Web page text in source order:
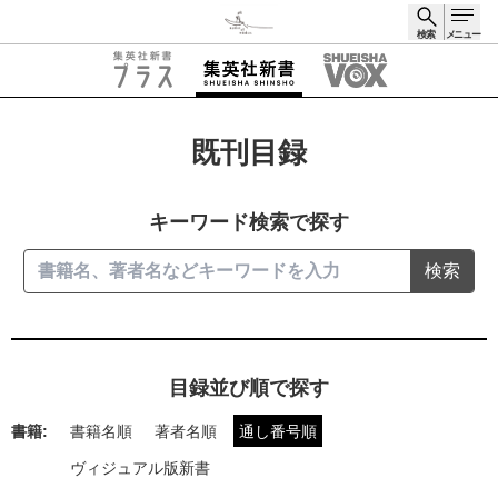
検索 メニュー
既刊目録
キーワード検索で探す
検索
目録並び順で探す
書籍: 書籍名順 著者名順 通し番号順
ヴィジュアル版新書